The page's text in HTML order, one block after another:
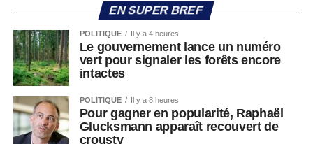
EN SUPER BREF
POLITIQUE Il y a 4 heures
Le gouvernement lance un numéro
vert pour signaler les forêts encore
intactes
POLITIQUE Il y a 8 heures
Pour gagner en popularité, Raphaël
Glucksmann apparaît recouvert de
crousty